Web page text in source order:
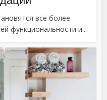
всё более
функциональности и...